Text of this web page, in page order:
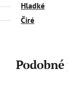
Hladké
Čiré